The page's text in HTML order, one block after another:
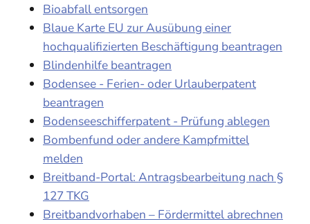
Bioabfall entsorgen
Blaue Karte EU zur Ausübung einer
hochqualifizierten Beschäftigung beantragen
Blindenhilfe beantragen
Bodensee - Ferien- oder Urlauberpatent
beantragen
Bodenseeschifferpatent - Prüfung ablegen
Bombenfund oder andere Kampfmittel
melden
Breitband-Portal: Antragsbearbeitung nach §
127 TKG
Breitbandvorhaben – Fördermittel abrechnen